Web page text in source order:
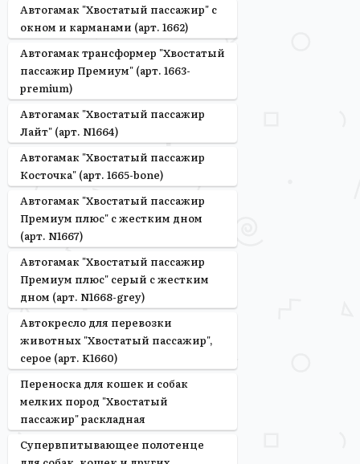
Автогамак "Хвостатый пассажир" с
окном и карманами (арт. 1662)
Автогамак трансформер "Хвостатый
пассажир Премиум" (арт. 1663-
premium)
Автогамак "Хвостатый пассажир
Лайт" (арт. N1664)
Автогамак "Хвостатый пассажир
Косточка" (арт. 1665-bone)
Автогамак "Хвостатый пассажир
Премиум плюс" с жестким дном
(арт. N1667)
Автогамак "Хвостатый пассажир
Премиум плюс" серый с жестким
дном (арт. N1668-grey)
Автокресло для перевозки
животных "Хвостатый пассажир",
серое (арт. K1660)
Переноска для кошек и собак
мелких пород "Хвостатый
пассажир" раскладная
Супервпитывающее полотенце